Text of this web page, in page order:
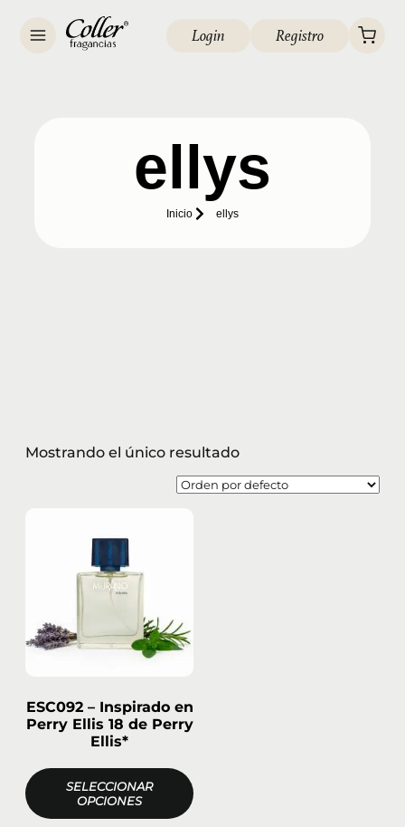
Login Registro
ellys
Inicio ellys
Mostrando el único resultado
ESC092 – Inspirado en
Perry Ellis 18 de Perry
Ellis*
SELECCIONAR
OPCIONES